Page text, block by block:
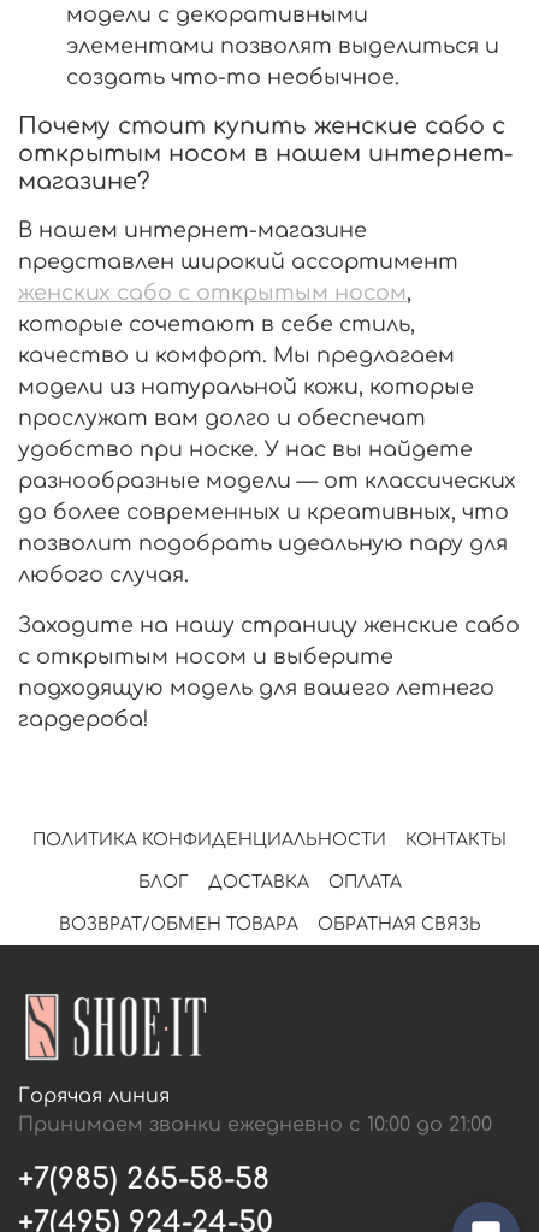
модели с декоративными
элементами позволят выделиться и
создать что-то необычное.
Почему стоит купить женские сабо с
открытым носом в нашем интернет-
магазине?
В нашем интернет-магазине
представлен широкий ассортимент
женских сабо с открытым носом,
которые сочетают в себе стиль,
качество и комфорт. Мы предлагаем
модели из натуральной кожи, которые
прослужат вам долго и обеспечат
удобство при носке. У нас вы найдете
разнообразные модели — от классических
до более современных и креативных, что
позволит подобрать идеальную пару для
любого случая.
Заходите на нашу страницу женские сабо
с открытым носом и выберите
подходящую модель для вашего летнего
гардероба!
ПОЛИТИКА КОНФИДЕНЦИАЛЬНОСТИ КОНТАКТЫ
БЛОГ ДОСТАВКА ОПЛАТА
ВОЗВРАТ/ОБМЕН ТОВАРА ОБРАТНАЯ СВЯЗЬ
Горячая линия
Принимаем звонки ежедневно с 10:00 до 21:00
+7(985) 265-58-58
+7(495) 924-24-50